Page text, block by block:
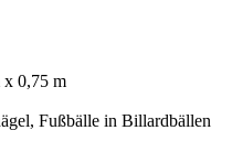
0,75 m
Fußbälle in Billardbällen